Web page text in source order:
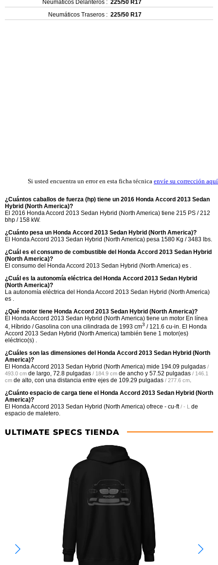
Neumáticos Delanteros : 225/50 R17
Neumáticos Traseros : 225/50 R17
Si usted encuentra un error en esta ficha técnica envíe su corrección aquí
¿Cuántos caballos de fuerza (hp) tiene un 2016 Honda Accord 2013 Sedan
Hybrid (North America)?
El 2016 Honda Accord 2013 Sedan Hybrid (North America) tiene 215 PS / 212
bhp / 158 kW.
¿Cuánto pesa un Honda Accord 2013 Sedan Hybrid (North America)?
El Honda Accord 2013 Sedan Hybrid (North America) pesa 1580 Kg / 3483 lbs.
¿Cuál es el consumo de combustible del Honda Accord 2013 Sedan Hybrid
(North America)?
El consumo del Honda Accord 2013 Sedan Hybrid (North America) es .
¿Cuál es la autonomía eléctrica del Honda Accord 2013 Sedan Hybrid
(North America)?
La autonomía eléctrica del Honda Accord 2013 Sedan Hybrid (North America)
es .
¿Qué motor tiene Honda Accord 2013 Sedan Hybrid (North America)?
El Honda Accord 2013 Sedan Hybrid (North America) tiene un motor En línea
4, Híbrido / Gasolina con una cilindrada de 1993 cm3 / 121.6 cu-in. El Honda
Accord 2013 Sedan Hybrid (North America) también tiene 1 motor(es)
eléctrico(s) .
¿Cuáles son las dimensiones del Honda Accord 2013 Sedan Hybrid (North
America)?
El Honda Accord 2013 Sedan Hybrid (North America) mide 194.09 pulgadas /
493.0 cm de largo, 72.8 pulgadas / 184.9 cm de ancho y 57.52 pulgadas / 146.1
cm de alto, con una distancia entre ejes de 109.29 pulgadas / 277.6 cm
¿Cuánto espacio de carga tiene el Honda Accord 2013 Sedan Hybrid (North
America)?
El Honda Accord 2013 Sedan Hybrid (North America) ofrece - cu-ft / - L de
espacio de maletero.
ULTIMATE SPECS TIENDA